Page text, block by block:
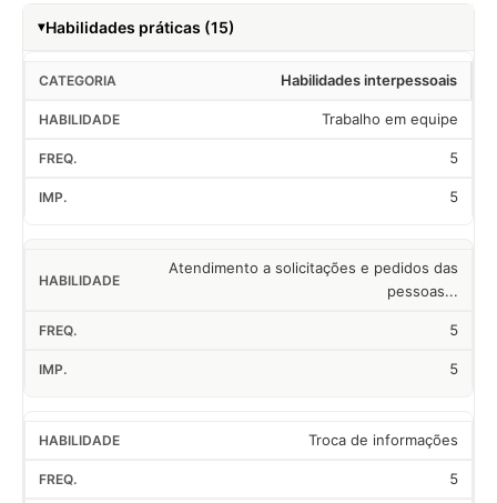
Habilidades práticas (15)
Habilidades interpessoais
Trabalho em equipe
5
5
Atendimento a solicitações e pedidos das
pessoas...
5
5
Troca de informações
5